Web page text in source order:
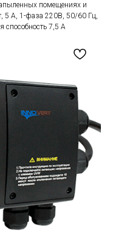
помещениях и
5 А, 1-фаза 220В, 50/60 Гц,
способность 7,5 А